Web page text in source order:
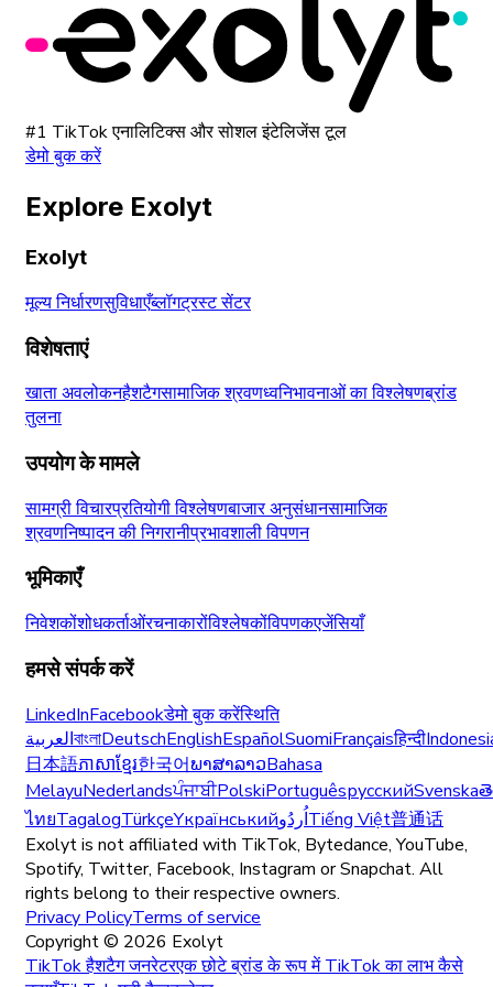
#1 TikTok एनालिटिक्स और सोशल इंटेलिजेंस टूल
डेमो बुक करें
Explore Exolyt
Exolyt
मूल्य निर्धारणसुविधाएँब्लॉगट्रस्ट सेंटर
विशेषताएं
खाता अवलोकनहैशटैगसामाजिक श्रवणध्वनिभावनाओं का विश्लेषणब्रांड
तुलना
उपयोग के मामले
सामग्री विचारप्रतियोगी विश्लेषणबाजार अनुसंधानसामाजिक
श्रवणनिष्पादन की निगरानीप्रभावशाली विपणन
भूमिकाएँ
निवेशकोंशोधकर्ताओंरचनाकारोंविश्लेषकोंविपणकएजेंसियाँ
हमसे संपर्क करें
LinkedInFacebookडेमो बुक करेंस्थिति
العربيةবাংলাDeutschEnglishEspañolSuomiFrançaisहिन्दी
日本語ភាសាខ្មែរ한국어ພາສາລາວBahasa
MelayuNederlandsਪੰਜਾਬੀPolskiPortuguêsрусскийSvenska
ไทยTagalogTürkçeYкраїнськийاُردُوTiếng Việt普通话
Exolyt is not affiliated with TikTok, Bytedance, YouTube,
Spotify, Twitter, Facebook, Instagram or Snapchat. All
rights belong to their respective owners.
Privacy PolicyTerms of service
Copyright © 2026 Exolyt
TikTok हैशटैग जनरेटरएक छोटे ब्रांड के रूप में TikTok का लाभ कैसे